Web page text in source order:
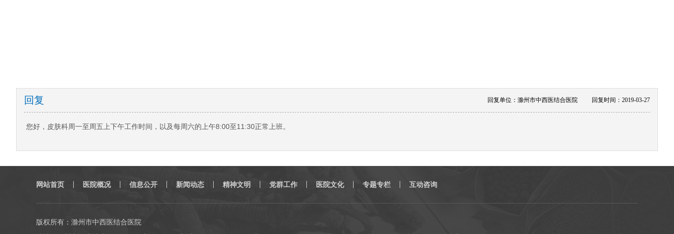
回复时间：2019-03-27
回复单位：滁州市中西医结合医院
回复
您好，皮肤科周一至周五上下午工作时间，以及每周六的上午8:00至11:30正常上班。
网站首页 医院概况 信息公开 新闻动态 精神文明 党群工作 医院文化 专题专栏 互动咨询
版权所有：滁州市中西医结合医院